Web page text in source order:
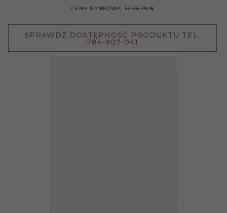
CENA RYNKOWA: 92.25 PLN
SPRAWDŹ DOSTĘPNOŚĆ PRODUKTU TEL.
784-907-041